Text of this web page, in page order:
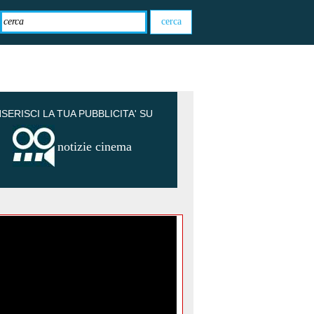
LA TUA PUBBLICITA' SU
notizie cinema